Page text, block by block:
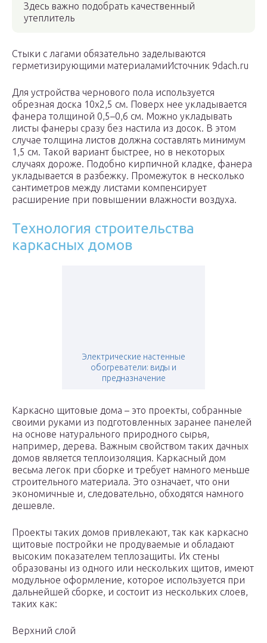
Здесь важно подобрать качественный
утеплитель
Стыки с лагами обязательно заделываются
герметизирующими материаламиИсточник 9dach.ru
Для устройства чернового пола используется
обрезная доска 10х2,5 см. Поверх нее укладывается
фанера толщиной 0,5–0,6 см. Можно укладывать
листы фанеры сразу без настила из досок. В этом
случае толщина листов должна составлять минимум
1,5 см. Такой вариант быстрее, но в некоторых
случаях дороже. Подобно кирпичной кладке, фанера
укладывается в разбежку. Промежуток в несколько
сантиметров между листами компенсирует
расширение при повышении влажности воздуха.
Технология строительства
каркасных домов
Электрические настенные
обогреватели: виды и
предназначение
Каркасно щитовые дома – это проекты, собранные
своими руками из подготовленных заранее панелей
на основе натурального природного сырья,
например, дерева. Важным свойством таких дачных
домов является теплоизоляция. Каркасный дом
весьма легок при сборке и требует намного меньше
строительного материала. Это означает, что они
экономичные и, следовательно, обходятся намного
дешевле.
Проекты таких домов привлекают, так как каркасно
щитовые постройки не продуваемые и обладают
высоким показателем теплозащиты. Их стены
образованы из одного или нескольких щитов, имеют
модульное оформление, которое используется при
дальнейшей сборке, и состоит из нескольких слоев,
таких как:
Верхний слой